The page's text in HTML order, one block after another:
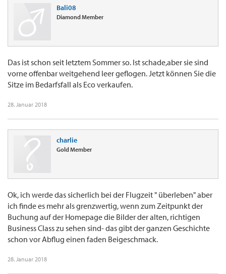
Bali08
Diamond Member
Das ist schon seit letztem Sommer so. Ist schade,aber sie sind
vorne offenbar weitgehend leer geflogen. Jetzt können Sie die
Sitze im Bedarfsfall als Eco verkaufen.
28. Januar 2018
charlie
Gold Member
Ok, ich werde das sicherlich bei der Flugzeit " überleben" aber
ich finde es mehr als grenzwertig, wenn zum Zeitpunkt der
Buchung auf der Homepage die Bilder der alten, richtigen
Business Class zu sehen sind- das gibt der ganzen Geschichte
schon vor Abflug einen faden Beigeschmack.
28. Januar 2018